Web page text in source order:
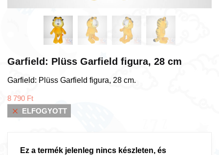
Garfield: Plüss Garfield figura, 28 cm
Garfield: Plüss Garfield figura, 28 cm.
8 790 Ft
ELFOGYOTT
Ez a termék jelenleg nincs készleten, és